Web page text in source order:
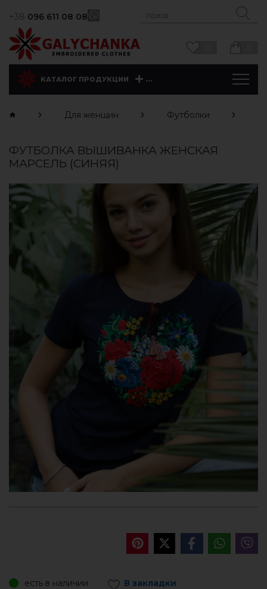
+38 096 611 08 08
КАТАЛОГ ПРОДУКЦИИ ...
Для женщин Футболки
ФУТБОЛКА ВЫШИВАНКА ЖЕНСКАЯ
МАРСЕЛЬ (СИНЯЯ)
есть в наличии В закладки